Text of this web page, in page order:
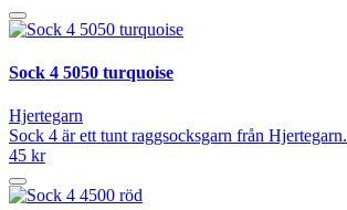
Sock 4 5050 turquoise
Hjertegarn
Sock 4 är ett tunt raggsocksgarn från Hjertegarn.
45 kr